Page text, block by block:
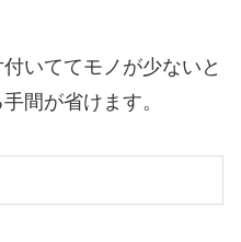
いててモノが少ないと
間が省けます。